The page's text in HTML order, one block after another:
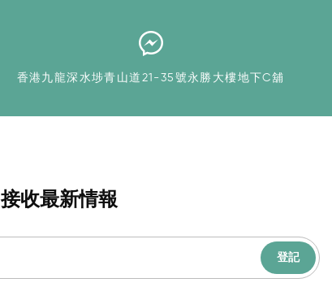
香港九龍深水埗青山道21-35號永勝大樓地下C舖
接收最新情報
登記